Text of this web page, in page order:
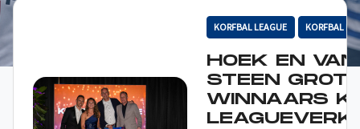
KORFBAL LEAGUE KORFBAL
HOEK EN VAN
STEEN
WINNAARS